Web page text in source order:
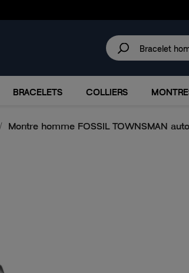
PROMOTIONS
BRACELETS COLLIERS
Montre homme FOSSIL TOWNSMAN